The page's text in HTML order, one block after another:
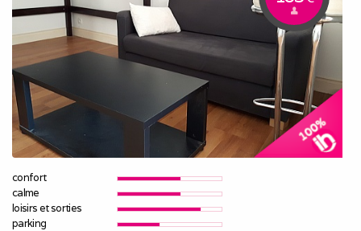
confort
calme
loisirs et sorties
parking